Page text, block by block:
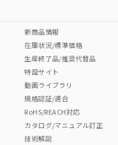
新商品情報
在庫状況/標準価格
生産終了品/推奨代替品
特設サイト
動画ライブラリ
規格認証/適合
RoHS/REACH対応
カタログ/マニュアル訂正
技術解説